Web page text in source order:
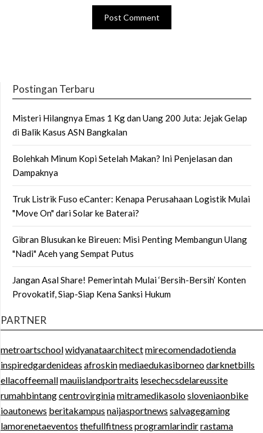
Postingan Terbaru
Misteri Hilangnya Emas 1 Kg dan Uang 200 Juta: Jejak Gelap
di Balik Kasus ASN Bangkalan
Bolehkah Minum Kopi Setelah Makan? Ini Penjelasan dan
Dampaknya
Truk Listrik Fuso eCanter: Kenapa Perusahaan Logistik Mulai
"Move On" dari Solar ke Baterai?
Gibran Blusukan ke Bireuen: Misi Penting Membangun Ulang
"Nadi" Aceh yang Sempat Putus
Jangan Asal Share! Pemerintah Mulai ‘Bersih-Bersih’ Konten
Provokatif, Siap-Siap Kena Sanksi Hukum
PARTNER
metroartschoolwidyanataarchitectmirecomendadotienda
inspiredgardenideas afroskinmediaedukasiborneodarknetbills
ellacoffeemallmauiislandportraits lesechecsdelareussite
rumahbintangcentrovirginiamitramedikasolosloveniaonbike
ioautonews beritakampus naijasportnews salvagegaming
lamorenetaeventos thefullfitness programlarindirrastama